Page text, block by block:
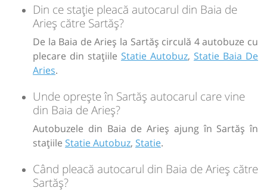
Din ce stație pleacă autocarul din Baia de
Arieș către Sartăș?
De la Baia de Arieș la Sartăș circulă 4 autobuze cu
plecare din stațiile Statie Autobuz, Statie Baia De
Aries.
Unde oprește în Sartăș autocarul care vine
din Baia de Arieș?
Autobuzele din Baia de Arieș ajung în Sartăș în
stațiile Statie Autobuz, Statie.
Când pleacă autocarul din Baia de Arieș către
Sartăș?